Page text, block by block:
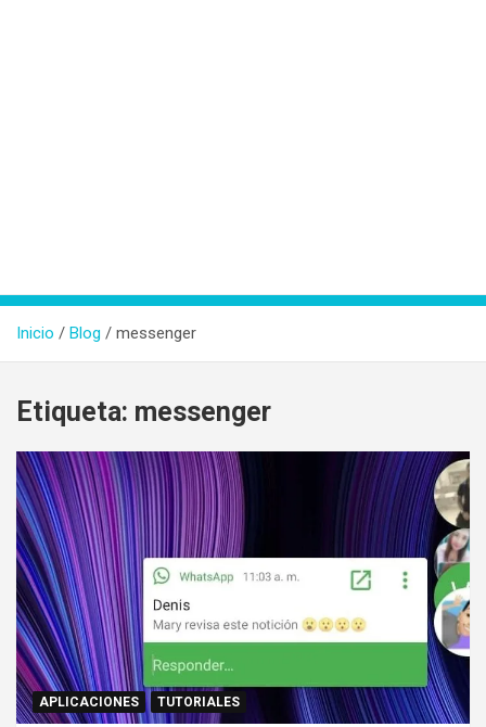
Inicio Blog messenger
Etiqueta: messenger
APLICACIONES TUTORIALES